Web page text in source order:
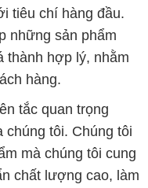
tiêu chí hàng đầu.
những sản phẩm
thành hợp lý, nhằm
hàng.
tắc quan trọng
chúng tôi. Chúng tôi
mà chúng tôi cung
chất lượng cao, làm